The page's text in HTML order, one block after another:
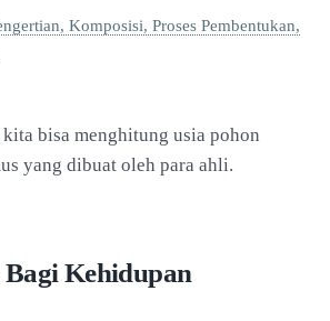
Komposisi, Proses Pembentukan,
kita bisa menghitung usia pohon
yang dibuat oleh para ahli.
Bagi Kehidupan